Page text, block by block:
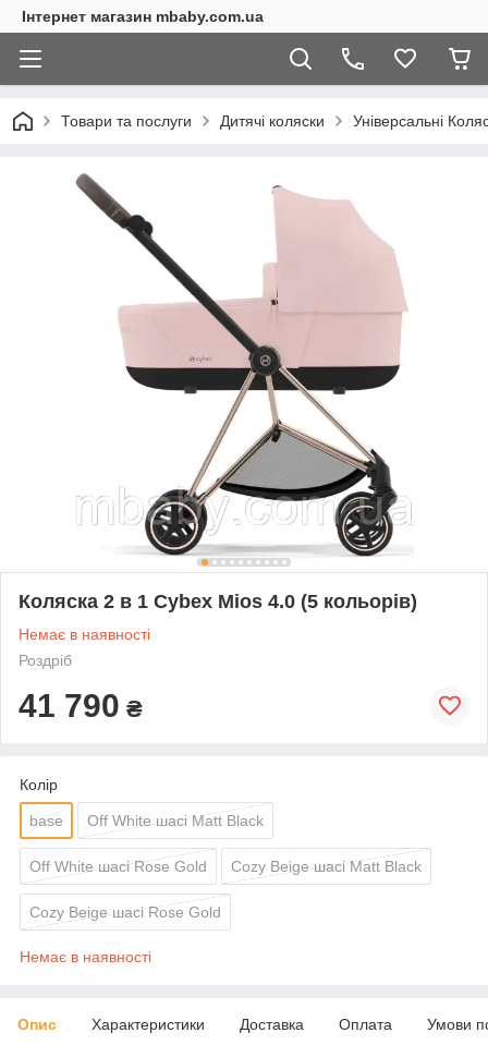
Інтернет магазин mbaby.com.ua
Товари та послуги Дитячі коляски Універсальні
Коляска 2 в 1 Cybex Mios 4.0 (5 кольорів)
Немає в наявності
Роздріб
41 790 ₴
Колір
base Off White шасі Matt Black
Off White шасі Rose Gold Cozy Beige шасі Matt Black
Cozy Beige шасі Rose Gold
Немає в наявності
Опис Характеристики Доставка Оплата Умови